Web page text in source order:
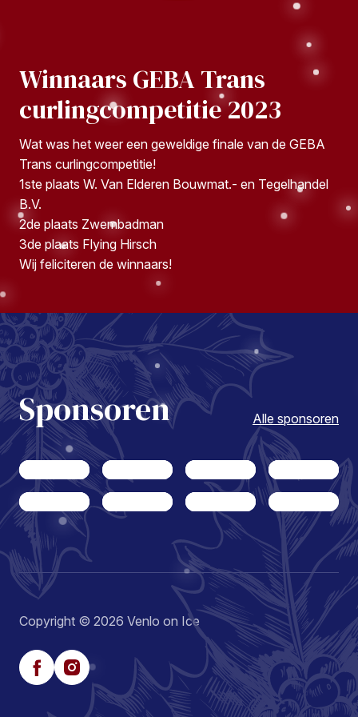
Winnaars GEBA Trans
curlingcompetitie 2023
Wat was het weer een geweldige finale van de GEBA
Trans curlingcompetitie!
1ste plaats W. Van Elderen Bouwmat.- en Tegelhandel
B.V.
2de plaats Zwembadman
3de plaats Flying Hirsch
Wij feliciteren de winnaars!
Sponsoren Alle sponsoren
Copyright © 2026 Venlo on Ice